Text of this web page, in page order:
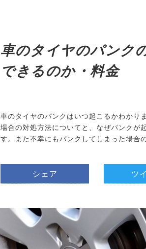
車のタイヤのパンク
できるのか・料金
車のタイヤのパンクはいつ起こるかわかり
場合の対処方法についてと、なぜパンクが
す。また不幸にもパンクしてしまった場合
シェア ツ